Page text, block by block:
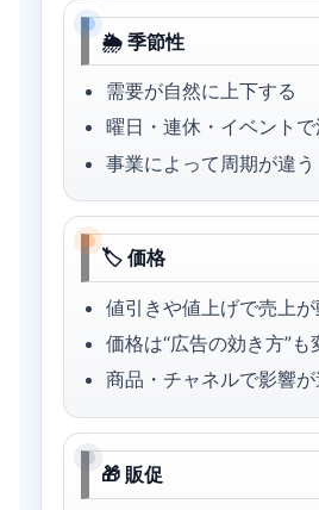
🌦 季節性
需要が自然に上下する
曜日・連休・イベント
事業によって周期が違う
🏷 価格
値引きや値上げで売上が
価格は“広告の効き方”も
商品・チャネルで影響が
🎁 販促